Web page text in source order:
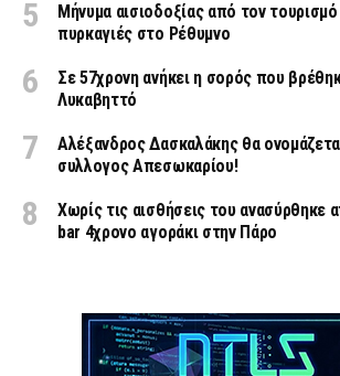
Μήνυμα αισιοδοξίας από τον τουρισμό
πυρκαγιές στο Ρέθυμνο
Σε 57χρονη ανήκει η σορός που
Λυκαβηττό
Αλέξανδρος Δασκαλάκης θα
συλλογος Απεσωκαρίου!
Χωρίς τις αισθήσεις του ανασύρθηκε
bar 4χρονο αγοράκι στην Πάρο